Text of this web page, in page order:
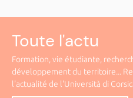
Toute l'actu
Formation, vie étudiante,
développement du territoire...
l'actualité de l'Università di